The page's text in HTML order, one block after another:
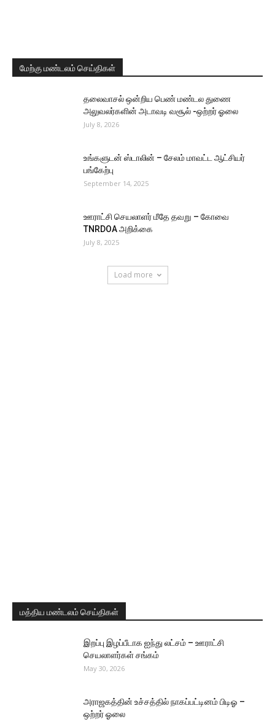
மேற்கு மண்டலம் செய்திகள்
தலைவாசல் ஒன்றிய பெண் மண்டல துணை
அலுவலர்களின் அடாவடி வசூல் -ஒற்றர் ஓலை
July 8, 2026
உங்களுடன் ஸ்டாலின் – சேலம் மாவட்ட ஆட்சியர்
பங்கேற்பு
September 14, 2025
ஊராட்சி செயலாளர் மீதே தவறு – கோவை
TNRDOA அறிக்கை
July 8, 2025
Load more
மத்திய மண்டலம் செய்திகள்
இறப்பு இழப்பீடாக ஐந்து லட்சம் – ஊராட்சி
செயலாளர்கள் சங்கம்
May 30, 2026
அராஜகத்தின் உச்சத்தில் நாகப்பட்டினம் பிடிஓ –
ஒற்றர் ஓலை